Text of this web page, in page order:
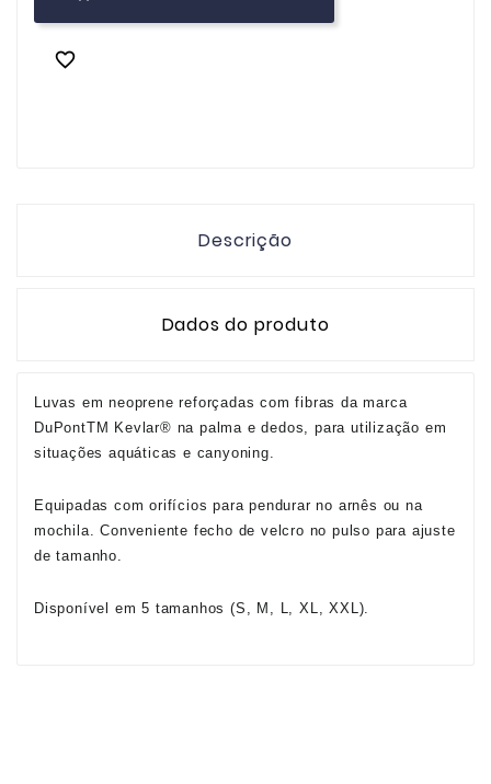

Descrição
Dados do produto
Luvas em neoprene reforçadas com fibras da marca
DuPontTM Kevlar® na palma e dedos, para utilização em
situações aquáticas e canyoning.
Equipadas com orifícios para pendurar no arnês ou na
mochila. Conveniente fecho de velcro no pulso para ajuste
de tamanho.
Disponível em 5 tamanhos (S, M, L, XL, XXL).